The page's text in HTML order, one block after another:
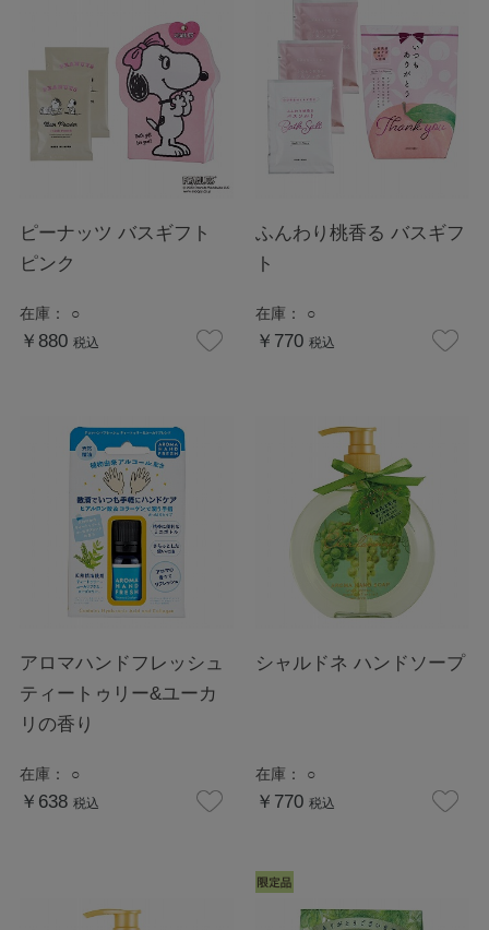
ピーナッツ バスギフト
ピンク
在庫： ○
￥880 税込
ふんわり桃香る バスギフ
ト
在庫： ○
￥770 税込
アロマハンドフレッシュ
ティートゥリー&ユーカ
リの香り
在庫： ○
￥638 税込
シャルドネ ハンドソープ
在庫： ○
￥770 税込